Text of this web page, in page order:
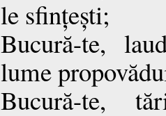
le sfințești;
Bucură-te,
lume
Bucură-te,